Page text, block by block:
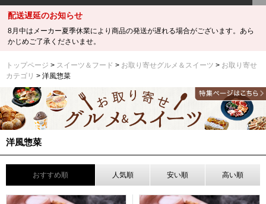
配送遅延のお知らせ
8月中はメーカー夏季休業により商品の発送が遅れる場合がございます。あら
かじめご了承くださいませ。
トップページ スイーツ＆フード お取り寄せグルメ＆スイーツ
お取り寄せ
カテゴリ
洋風惣菜
洋風惣菜
おすすめ順 人気順 安い順 高い順